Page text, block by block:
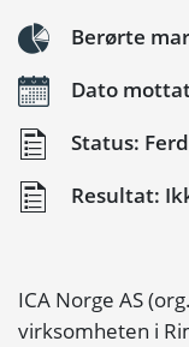
Berørte
Dato
Status:
Resultat:
ICA Norge AS
virksomheten i